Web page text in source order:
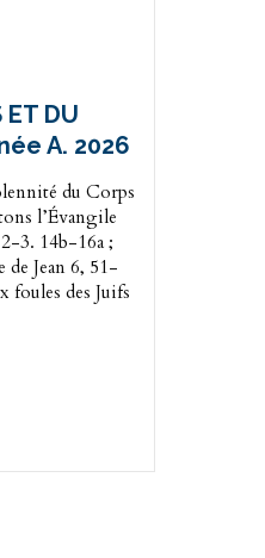
ET DU
A. 2026
du Corps
l’Évangile
3. 14b-16a ;
Jean 6, 51-
foules des Juifs